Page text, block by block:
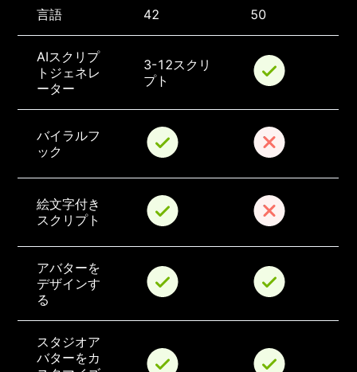
言語 42 50
AIスクリプ
トジェネレ
ーター
3-12スクリ
プト
バイラルフ
ック
絵文字付き
スクリプト
アバターを
デザインす
る
スタジオア
バターをカ